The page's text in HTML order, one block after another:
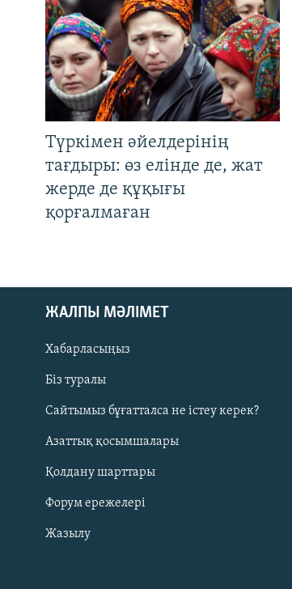
Русский
ЖАЗЫЛЫҢЫЗ
Түркімен әйелдерінің
тағдыры: өз елінде де, жат
жерде де құқығы
қорғалмаған
ЖАЛПЫ МӘЛІМЕТ
Хабарласыңыз
Біз туралы
Сайтымыз бұғатталса не істеу керек?
Азаттық қосымшалары
Қолдану шарттары
Форум ережелері
Жазылу